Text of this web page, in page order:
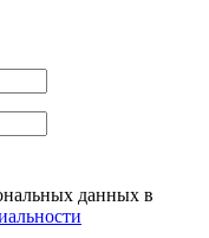
данных в